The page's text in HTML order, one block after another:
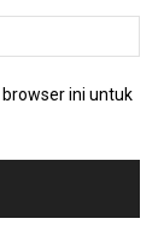
ini untuk